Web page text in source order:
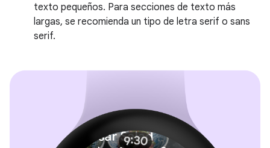
texto pequeños. Para secciones de texto más
largas, se recomienda un tipo de letra serif o sans
serif.